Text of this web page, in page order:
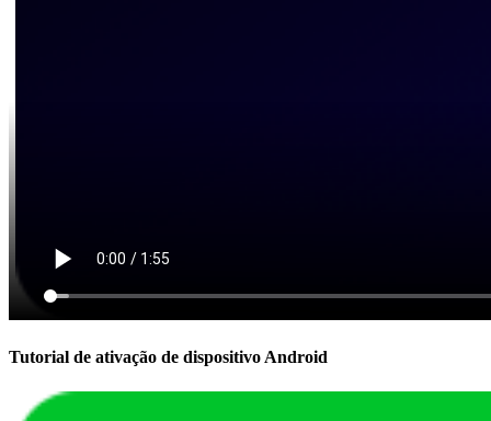
Tutorial de ativação de dispositivo Android